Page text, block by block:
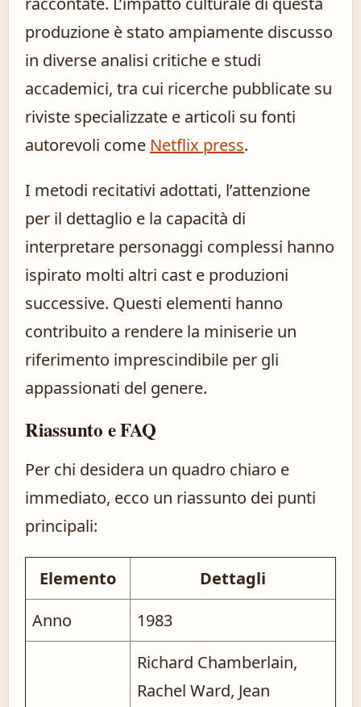
produzione è stato ampiamente discusso
in diverse analisi critiche e studi
accademici, tra cui ricerche pubblicate su
riviste specializzate e articoli su fonti
autorevoli come Netflix press.
I metodi recitativi adottati, l’attenzione
per il dettaglio e la capacità di
interpretare personaggi complessi hanno
ispirato molti altri cast e produzioni
successive. Questi elementi hanno
contribuito a rendere la miniserie un
riferimento imprescindibile per gli
appassionati del genere.
Riassunto e FAQ
Per chi desidera un quadro chiaro e
immediato, ecco un riassunto dei punti
principali:
Elemento
Dettagli
Anno
1983
Richard Chamberlain,
Rachel Ward, Jean